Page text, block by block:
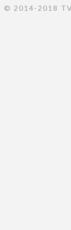
© 2014-2018